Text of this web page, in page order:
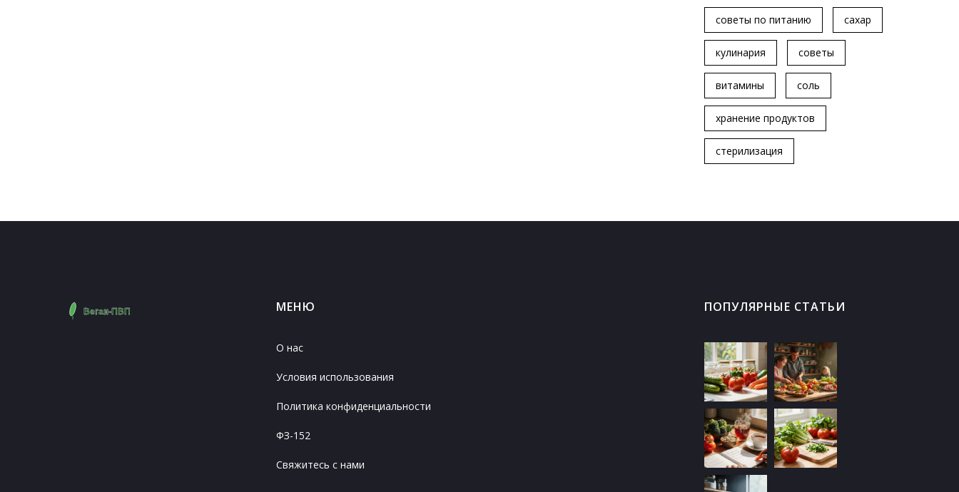
советы по питанию сахар
кулинария советы
витамины соль
хранение продуктов
стерилизация
МЕНЮ
О нас
Условия использования
Политика конфиденциальности
ФЗ-152
Свяжитесь с нами
ПОПУЛЯРНЫЕ СТАТЬИ